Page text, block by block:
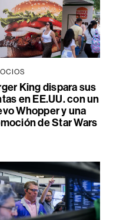
King dispara sus
en EE.UU. con un
Whopper y una
de Star Wars